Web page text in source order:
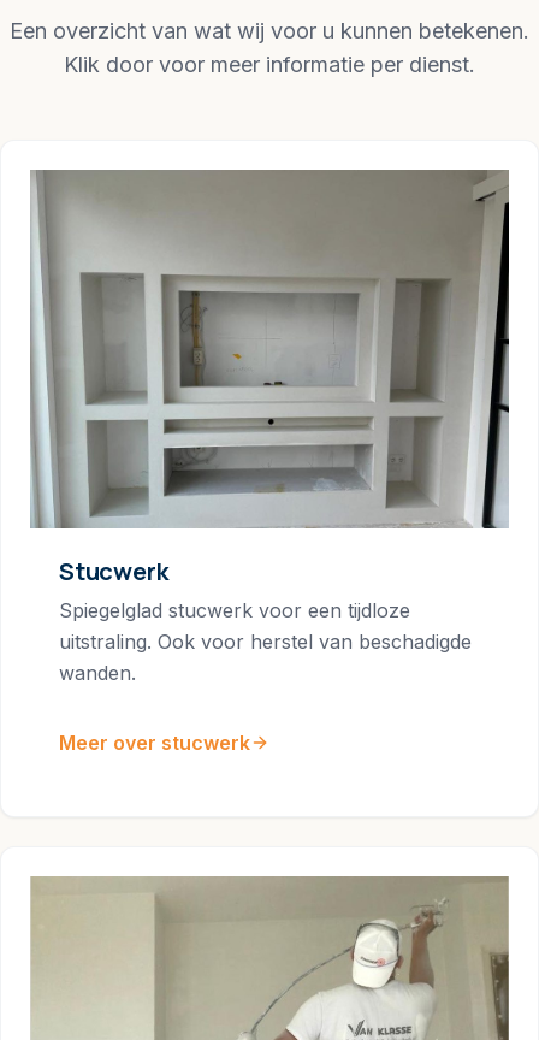
Een overzicht van wat wij voor u kunnen betekenen.
Klik door voor meer informatie per dienst.
Stucwerk
Spiegelglad stucwerk voor een tijdloze
uitstraling. Ook voor herstel van beschadigde
wanden.
Meer over stucwerk